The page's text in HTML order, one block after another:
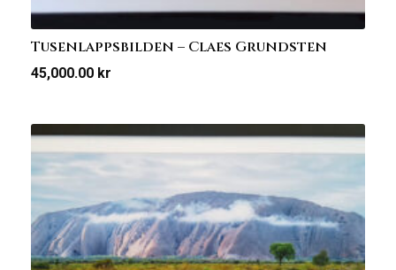
Tusenlappsbilden – Claes Grundsten
45,000.00 kr